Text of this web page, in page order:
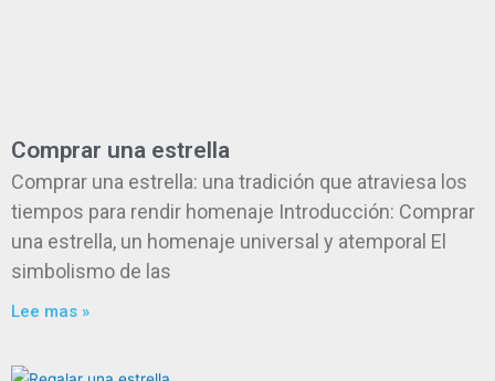
Comprar una estrella
Comprar una estrella: una tradición que atraviesa los
tiempos para rendir homenaje Introducción: Comprar
una estrella, un homenaje universal y atemporal El
simbolismo de las
Lee mas »